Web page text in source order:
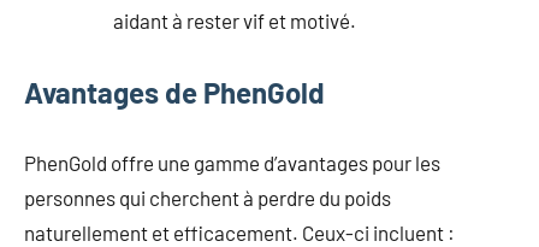
aidant à rester vif et motivé.
Avantages de PhenGold
PhenGold offre une gamme d’avantages pour les
personnes qui cherchent à perdre du poids
naturellement et efficacement. Ceux-ci incluent :